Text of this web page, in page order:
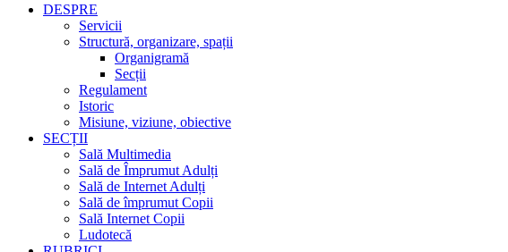
DESPRE
Servicii
Structură, organizare, spații
Organigramă
Secții
Regulament
Istoric
Misiune, viziune, obiective
SECȚII
Sală Multimedia
Sală de Împrumut Adulți
Sală de Internet Adulți
Sală de împrumut Copii
Sală Internet Copii
Ludotecă